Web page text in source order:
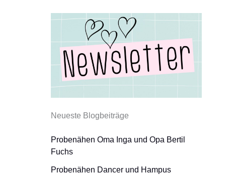
Neueste Blogbeiträge
Probenähen Oma Inga und Opa Bertil
Fuchs
Probenähen Dancer und Hampus